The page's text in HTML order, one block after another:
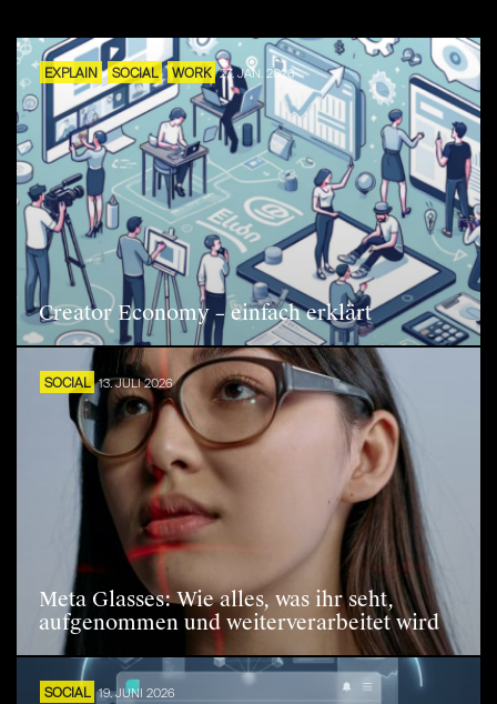
EXPLAIN SOCIAL WORK 27. JAN. 2026
Creator Economy – einfach erklärt
SOCIAL 13. JULI 2026
Meta Glasses: Wie alles, was ihr seht,
aufgenommen und weiterverarbeitet wird
SOCIAL 19. JUNI 2026